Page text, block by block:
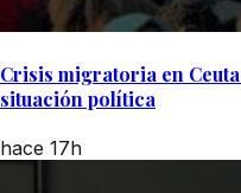
Crisis migratoria en
situación política
hace 17h